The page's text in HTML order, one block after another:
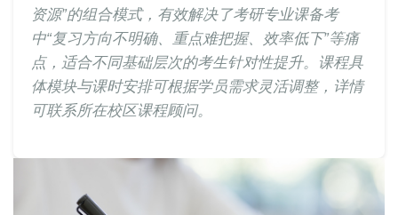
资源”的组合模式，有效解决了考研专业课备考
中“复习方向不明确、重点难把握、效率低下”等痛
点，适合不同基础层次的考生针对性提升。课程具
体模块与课时安排可根据学员需求灵活调整，详情
可联系所在校区课程顾问。